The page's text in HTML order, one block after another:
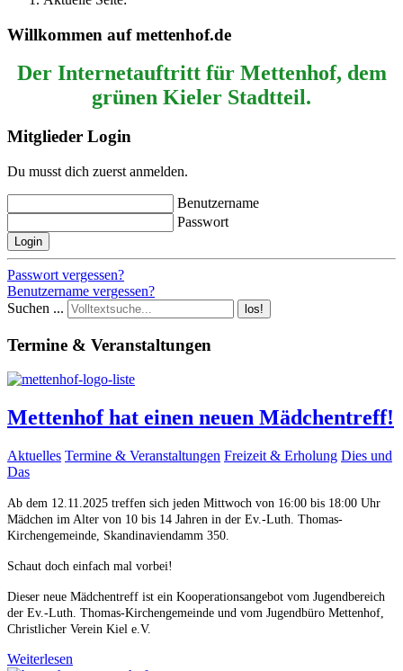
Willkommen auf mettenhof.de
Der Internetauftritt für Mettenhof, dem
grünen Kieler Stadtteil.
Mitglieder Login
Du musst dich zuerst anmelden.
Benutzername
Passwort
Login
Passwort vergessen?
Benutzername vergessen?
Suchen ...
los!
Termine & Veranstaltungen
Mettenhof hat einen neuen Mädchentreff!
Aktuelles Termine & Veranstaltungen Freizeit & Erholung Dies und
Das
Ab dem 12.11.2025 treffen sich jeden Mittwoch von 16:00 bis 18:00 Uhr
Mädchen im Alter von 10 bis 14 Jahren in der Ev.-Luth. Thomas-
Kirchengemeinde, Skandinaviendamm 350.
Schaut doch einfach mal vorbei!
Dieser neue Mädchentreff ist ein Kooperationsangebot vom Jugendbereich
der Ev.-Luth. Thomas-Kirchengemeinde und vom Jugendbüro Mettenhof,
Christlicher Verein Kiel e.V.
Weiterlesen